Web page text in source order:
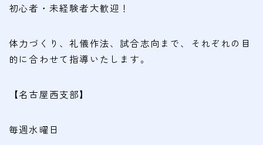
初心者・未経験者大歓迎！
体力づくり、礼儀作法、試合志向まで、それぞれの目
的に合わせて指導いたします。
【名古屋西支部】
毎週水曜日